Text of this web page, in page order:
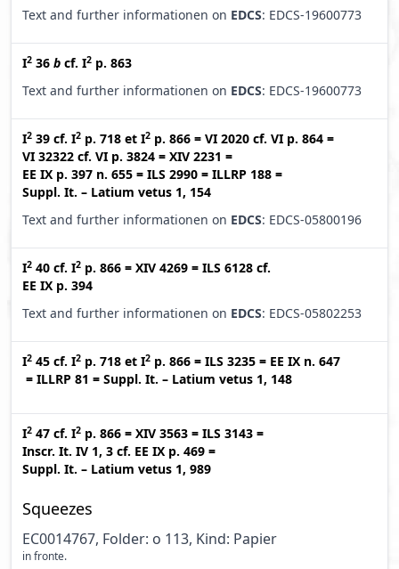
Text and further informationen on EDCS: EDCS-19600773
I2 36 b cf. I2 p. 863
Text and further informationen on EDCS: EDCS-19600773
I2 39 cf. I2 p. 718 et I2 p. 866 = VI 2020 cf. VI p. 864 =
VI 32322 cf. VI p. 3824 = XIV 2231 =
EE IX p. 397 n. 655 = ILS 2990 = ILLRP 188 =
Suppl. It. – Latium vetus 1, 154
Text and further informationen on EDCS: EDCS-05800196
I2 40 cf. I2 p. 866 = XIV 4269 = ILS 6128 cf.
EE IX p. 394
Text and further informationen on EDCS: EDCS-05802253
I2 45 cf. I2 p. 718 et I2 p. 866 = ILS 3235 = EE IX n. 647
= ILLRP 81 = Suppl. It. – Latium vetus 1, 148
I2 47 cf. I2 p. 866 = XIV 3563 = ILS 3143 =
Inscr. It. IV 1, 3 cf. EE IX p. 469 =
Suppl. It. – Latium vetus 1, 989
Squeezes
EC0014767, Folder: o 113, Kind: Papier
in fronte.